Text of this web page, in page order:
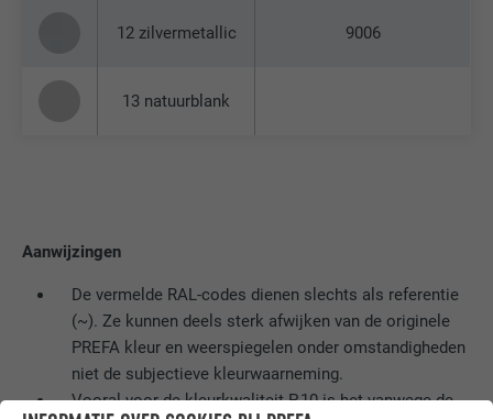
12 zilvermetallic 9006
13 natuurblank
Aanwijzingen
De vermelde RAL-codes dienen slechts als referentie
(~). Ze kunnen deels sterk afwijken van de originele
PREFA kleur en weerspiegelen onder omstandigheden
niet de subjectieve kleurwaarneming.
Vooral voor de kleurkwaliteit P.10 is het vanwege de